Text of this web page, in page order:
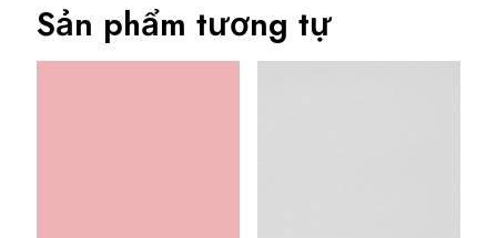
Sản phẩm tương tự